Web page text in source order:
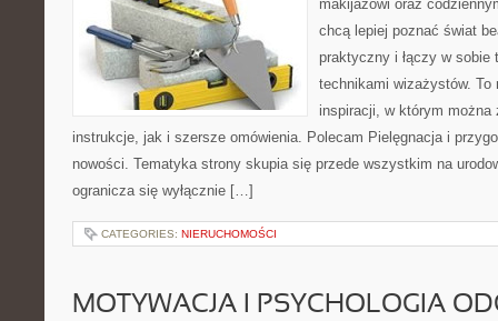
makijażowi oraz
chcą lepiej poznać świat
praktyczny i łączy w sobie
technikami wizażystów. To
inspiracji, w którym można
instrukcje, jak i szersze omówienia. Polecam Pielęgnacja i
nowości. Tematyka strony skupia się przede wszystkim na
ogranicza się wyłącznie […]
CATEGORIES: NIERUCHOMOŚCI
MOTYWACJA I PSYCHOLOGIA